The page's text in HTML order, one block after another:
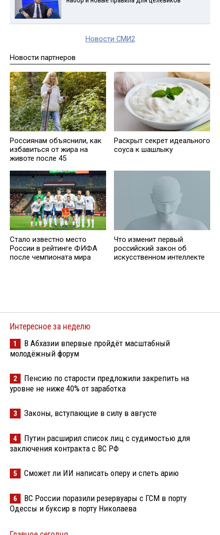
Новости СМИ2
Новости партнеров
Россиянам объяснили, как
избавиться от жира на
животе после 45
Раскрыт секрет идеального
соуса к шашлыку
Стало известно место
России в рейтинге ФИФА
после чемпионата мира
Что изменит первый
российский закон об
искусственном интеллекте
Интересное за неделю
1
В Абхазии впервые пройдёт масштабный
молодёжный форум
2
Пенсию по старости предложили закрепить на
уровне не ниже 40% от заработка
3 Законы, вступающие в силу в августе
4
Путин расширил список лиц с судимостью для
заключения контракта с ВС РФ
5 Сможет ли ИИ написать оперу и спеть арию
6
ВС России поразили резервуары с ГСМ в порту
Одессы и буксир в порту Николаева